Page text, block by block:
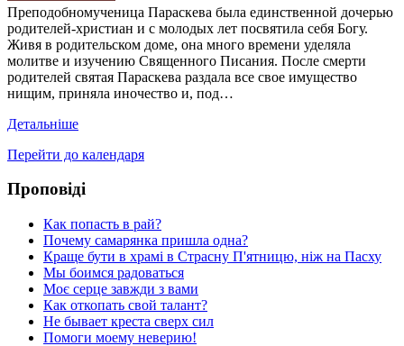
Преподобномученица Параскева была единственной дочерью
родителей-христиан и с молодых лет посвятила себя Богу.
Живя в родительском доме, она много времени уделяла
молитве и изучению Священного Писания. После смерти
родителей святая Параскева раздала все свое имущество
нищим, приняла иночество и, под…
Детальніше
Перейти до календаря
Проповіді
Как попасть в рай?
Почему самарянка пришла одна?
Краще бути в храмі в Страсну П'ятницю, ніж на Пасху
Мы боимся радоваться
Моє серце завжди з вами
Как откопать свой талант?
Не бывает креста сверх сил
Помоги моему неверию!